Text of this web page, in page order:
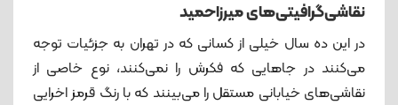
نقاشی‌گرافیتی‌های میرزاحمید
در این ده سال خیلی از کسانی که در تهران به جزئیات توجه
می‌کنند در جاهایی که فکرش را نمی‌کنند، نوع خاصی از
نقاشی‌های خیابانی مستقل را می‌بینند که با رنگ قرمز اخرایی